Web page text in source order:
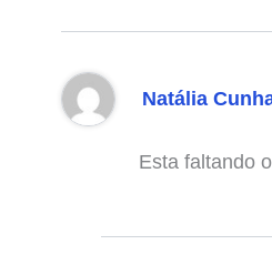
Natália
Esta faltando